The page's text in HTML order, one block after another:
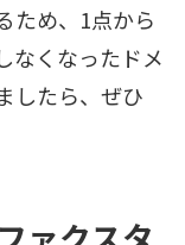
ため、1点から
なくなったドメ
したら、ぜひ